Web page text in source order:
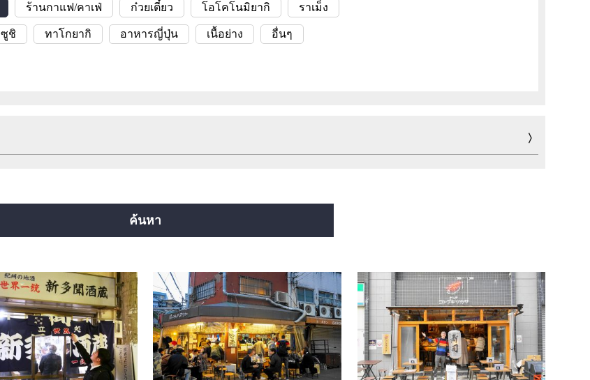
ร้านกาแฟ/คาเฟ่ ก๋วยเตี๋ยว โอโคโนมิยากิ ราเม็ง
ซูชิ ทาโกยากิ อาหารญี่ปุ่น เนื้อย่าง อื่นๆ
สายอิมาซาโตะซุจิ สายนิวแทรม
ค้นหา